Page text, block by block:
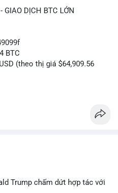
GIAO DỊCH BTC LỚN
BTC
(theo thị giá $64,909.56
gần 786 nghìn USD được di
bị thanh khoản để bán ra,
ví nóng nhằm tối ưu phí giao
khoản thị trường trước khi có
Trump chấm dứt hợp tác với